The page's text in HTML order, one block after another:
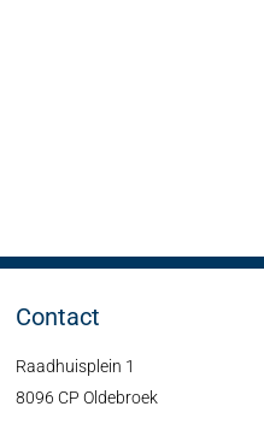
Contact
Raadhuisplein 1
8096 CP Oldebroek